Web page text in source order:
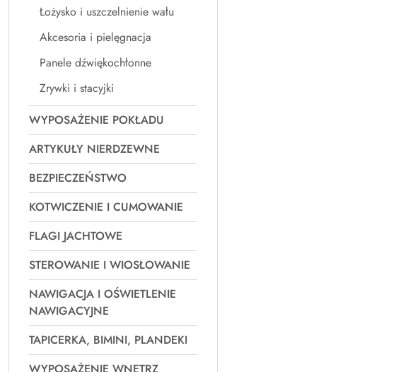
Łożysko i uszczelnienie wału
Akcesoria i pielęgnacja
Panele dźwiękochłonne
Zrywki i stacyjki
WYPOSAŻENIE POKŁADU
ARTYKUŁY NIERDZEWNE
BEZPIECZEŃSTWO
KOTWICZENIE I CUMOWANIE
FLAGI JACHTOWE
STEROWANIE I WIOSŁOWANIE
NAWIGACJA I OŚWIETLENIE
NAWIGACYJNE
TAPICERKA, BIMINI, PLANDEKI